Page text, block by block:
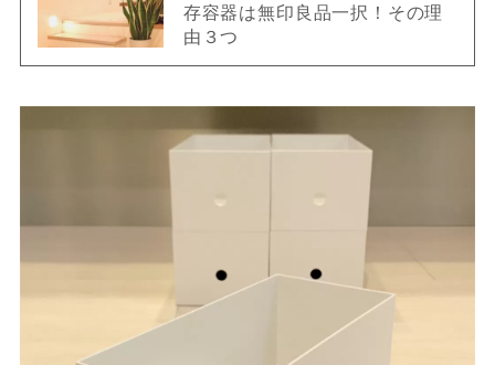
存容器は無印良品一択！その理
由３つ